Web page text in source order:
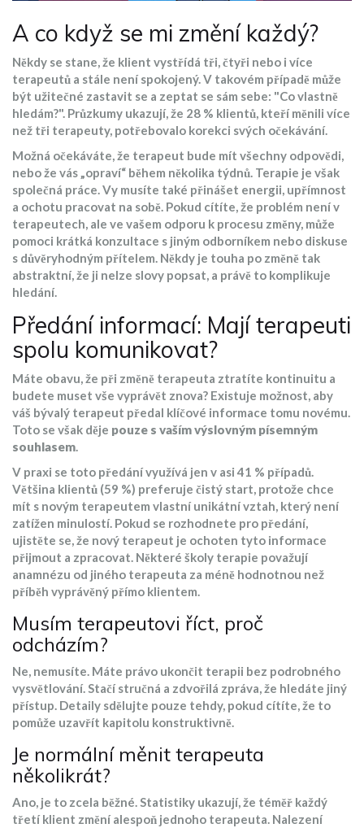
A co když se mi změní každý?
Někdy se stane, že klient vystřídá tři, čtyři nebo i více
terapeutů a stále není spokojený. V takovém případě může
být užitečné zastavit se a zeptat se sám sebe: "Co vlastně
hledám?". Průzkumy ukazují, že 28 % klientů, kteří měnili více
než tři terapeuty, potřebovalo korekci svých očekávání.
Možná očekáváte, že terapeut bude mít všechny odpovědi,
nebo že vás „opraví“ během několika týdnů. Terapie je však
společná práce. Vy musíte také přinášet energii, upřímnost
a ochotu pracovat na sobě. Pokud cítíte, že problém není v
terapeutech, ale ve vašem odporu k procesu změny, může
pomoci krátká konzultace s jiným odborníkem nebo diskuse
s důvěryhodným přítelem. Někdy je touha po změně tak
abstraktní, že ji nelze slovy popsat, a právě to komplikuje
hledání.
Předání informací: Mají terapeuti
spolu komunikovat?
Máte obavu, že při změně terapeuta ztratíte kontinuitu a
budete muset vše vyprávět znova? Existuje možnost, aby
váš bývalý terapeut předal klíčové informace tomu novému.
Toto se však děje pouze s vaším výslovným písemným
souhlasem.
V praxi se toto předání využívá jen v asi 41 % případů.
Většina klientů (59 %) preferuje čistý start, protože chce
mít s novým terapeutem vlastní unikátní vztah, který není
zatížen minulostí. Pokud se rozhodnete pro předání,
ujistěte se, že nový terapeut je ochoten tyto informace
přijmout a zpracovat. Některé školy terapie považují
anamnézu od jiného terapeuta za méně hodnotnou než
příběh vyprávěný přímo klientem.
Musím terapeutovi říct, proč
odcházím?
Ne, nemusíte. Máte právo ukončit terapii bez podrobného
vysvětlování. Stačí stručná a zdvořilá zpráva, že hledáte jiný
přístup. Detaily sdělujte pouze tehdy, pokud cítíte, že to
pomůže uzavřít kapitolu konstruktivně.
Je normální měnit terapeuta
několikrát?
Ano, je to zcela běžné. Statistiky ukazují, že téměř každý
třetí klient změní alespoň jednoho terapeuta. Nalezení